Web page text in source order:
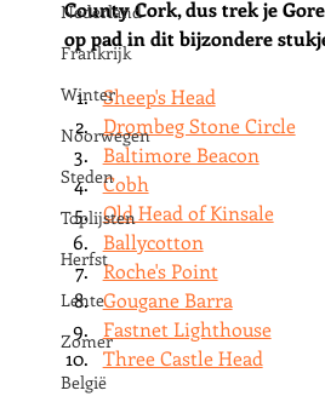
Nederland
Frankrijk
Winter
Noorwegen
Steden
Toplijsten
Herfst
Lente
Zomer
België
County Cork, dus trek je
op pad in dit bijzondere
Sheep's Head
Drombeg Stone Circle
Baltimore Beacon
Cobh
Old Head of Kinsale
Ballycotton
Roche's Point
Gougane Barra
Fastnet Lighthouse
Three Castle Head